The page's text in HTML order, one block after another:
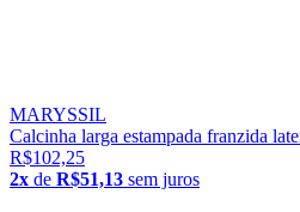
MARYSSIL
Calcinha larga estampada franzida
R$102,25
2x de R$51,13 sem juros